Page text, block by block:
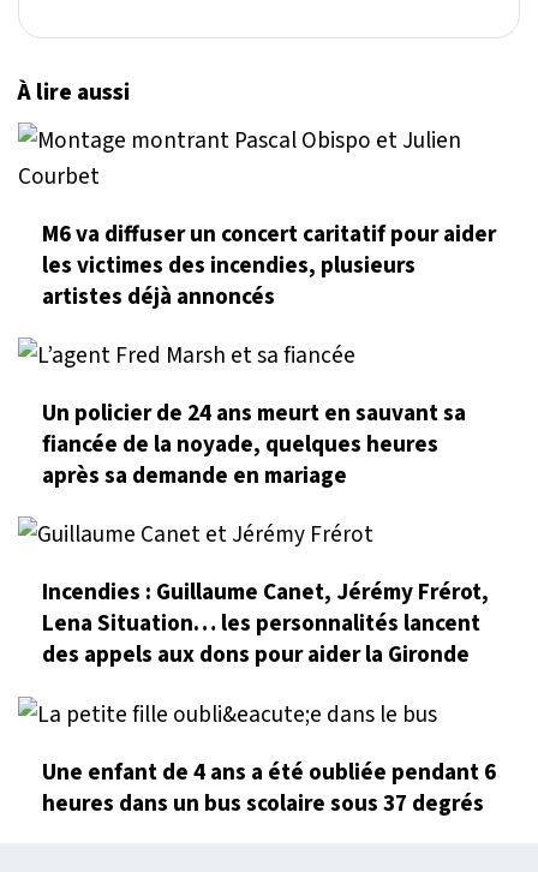
À lire aussi
M6 va diffuser un concert caritatif pour aider
les victimes des incendies, plusieurs
artistes déjà annoncés
Un policier de 24 ans meurt en sauvant sa
fiancée de la noyade, quelques heures
après sa demande en mariage
Incendies : Guillaume Canet, Jérémy Frérot,
Lena Situation… les personnalités lancent
des appels aux dons pour aider la Gironde
Une enfant de 4 ans a été oubliée pendant 6
heures dans un bus scolaire sous 37 degrés